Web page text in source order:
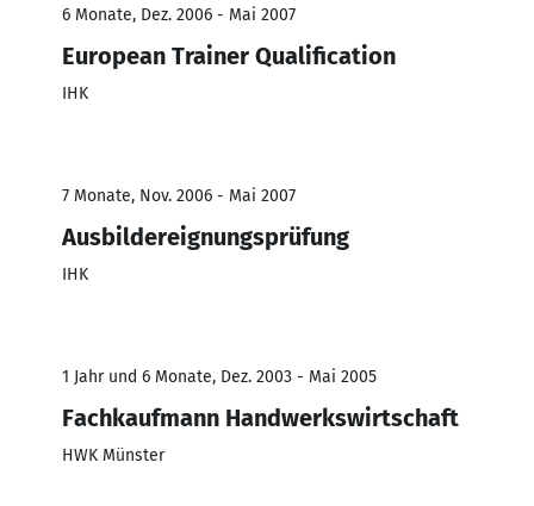
6 Monate, Dez. 2006 - Mai 2007
European Trainer Qualification
IHK
7 Monate, Nov. 2006 - Mai 2007
Ausbildereignungsprüfung
IHK
1 Jahr und 6 Monate, Dez. 2003 - Mai 2005
Fachkaufmann Handwerkswirtschaft
HWK Münster